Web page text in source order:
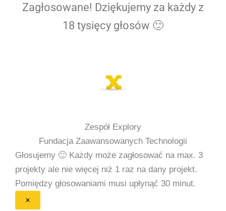
Zagłosowane! Dziękujemy za każdy z
18 tysięcy głosów 🙂
Zespół Explory
Fundacja Zaawansowanych Technologii
Głosujemy 🙂 Każdy może zagłosować na max. 3
projekty ale nie więcej niż 1 raz na dany projekt.
Pomiędzy głosowaniami musi upłynąć 30 minut.
×